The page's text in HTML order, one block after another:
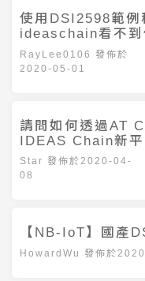
使用DSI2598範例
ideaschain看不到
RayLee0106
發佈於
2020-05-01
請問如何透過AT
IDEAS Chain新平
Star 發佈於2020-04-
08
【NB-IoT】國產
HowardWu 發佈於